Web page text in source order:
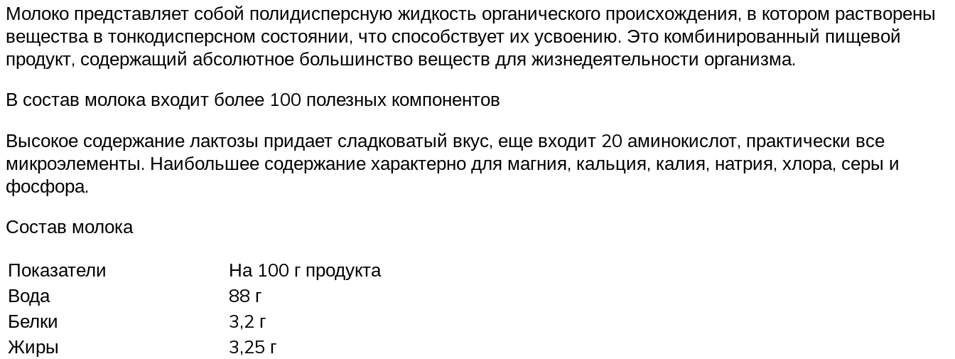
Молоко представляет собой полидисперсную жидкость органического происхождения, в котором растворены
вещества в тонкодисперсном состоянии, что способствует их усвоению. Это комбинированный пищевой
продукт, содержащий абсолютное большинство веществ для жизнедеятельности организма.
В состав молока входит более 100 полезных компонентов
Высокое содержание лактозы придает сладковатый вкус, еще входит 20 аминокислот, практически все
микроэлементы. Наибольшее содержание характерно для магния, кальция, калия, натрия, хлора, серы и
фосфора.
Состав молока
Показатели
На 100 г продукта
Вода
88 г
Белки
3,2 г
Жиры
3,25 г